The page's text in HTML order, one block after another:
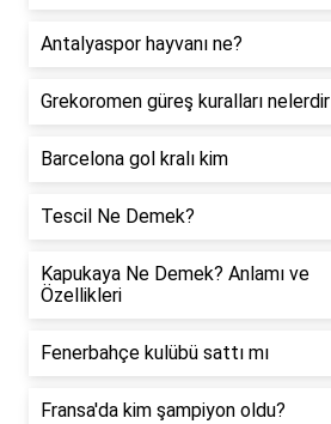
Antalyaspor hayvanı ne?
Grekoromen güreş kuralları nelerdir
Barcelona gol kralı kim
Tescil Ne Demek?
Kapukaya Ne Demek? Anlamı ve
Özellikleri
Fenerbahçe kulübü sattı mı
Fransa'da kim şampiyon oldu?